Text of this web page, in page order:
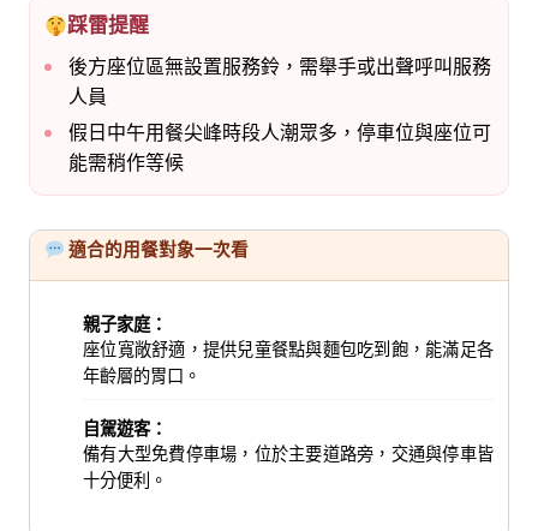
踩雷提醒
後方座位區無設置服務鈴，需舉手或出聲呼叫服務
人員
假日中午用餐尖峰時段人潮眾多，停車位與座位可
能需稍作等候
適合的用餐對象一次看
親子家庭：
座位寬敞舒適，提供兒童餐點與麵包吃到飽，能滿足各
年齡層的胃口。
自駕遊客：
備有大型免費停車場，位於主要道路旁，交通與停車皆
十分便利。